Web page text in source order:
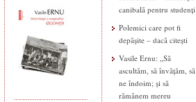
canibală pentru studenți
Polemici care pot fi
depășite – dacă citești
Vasile Ernu: „Să
ascultăm, să învățăm, să
ne îndoim; și să
rămânem mereu